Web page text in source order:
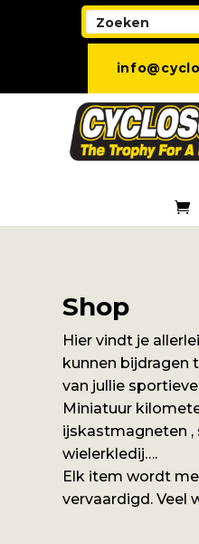
Shop
Hier vindt je
kunnen bijdragen
van jullie
Miniatuur
ijskastmagneten ,
wielerkledij….
Elk item wordt
vervaardigd. Veel